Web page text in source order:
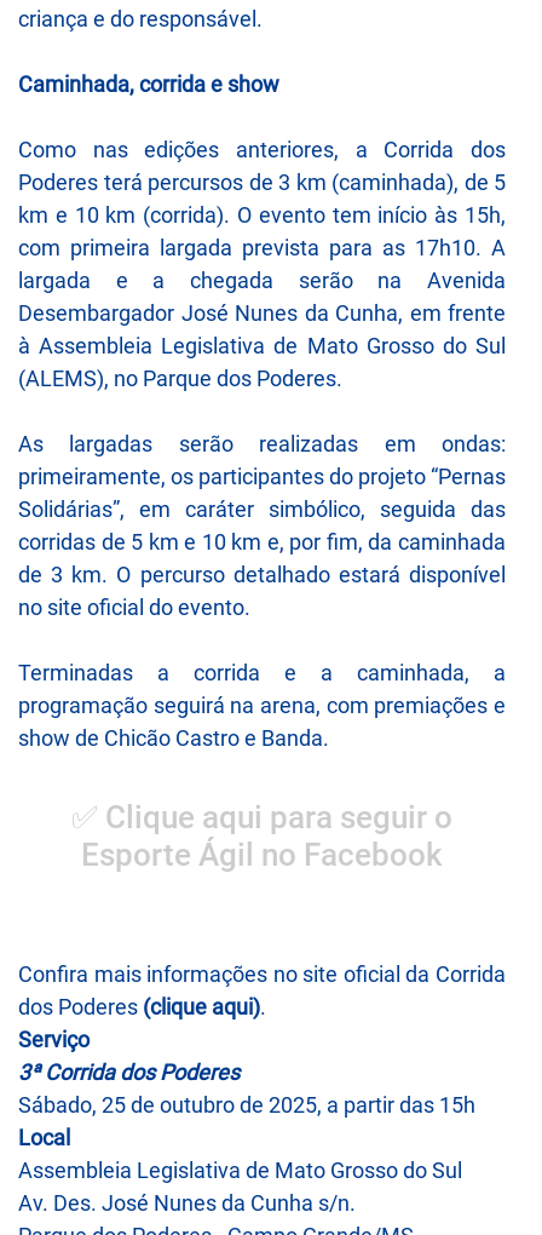
criança e do responsável.
Caminhada, corrida e show
Como nas edições anteriores, a Corrida dos
Poderes terá percursos de 3 km (caminhada), de 5
km e 10 km (corrida). O evento tem início às 15h,
com primeira largada prevista para as 17h10. A
largada e a chegada serão na Avenida
Desembargador José Nunes da Cunha, em frente
à Assembleia Legislativa de Mato Grosso do Sul
(ALEMS), no Parque dos Poderes.
As largadas serão realizadas em ondas:
primeiramente, os participantes do projeto “Pernas
Solidárias”, em caráter simbólico, seguida das
corridas de 5 km e 10 km e, por fim, da caminhada
de 3 km. O percurso detalhado estará disponível
no site oficial do evento.
Terminadas a corrida e a caminhada, a
programação seguirá na arena, com premiações e
show de Chicão Castro e Banda.
✅ Clique aqui para seguir o
Esporte Ágil no Facebook
Confira mais informações no site oficial da Corrida
dos Poderes (clique aqui).
Serviço
3ª Corrida dos Poderes
Sábado, 25 de outubro de 2025, a partir das 15h
Local
Assembleia Legislativa de Mato Grosso do Sul
Av. Des. José Nunes da Cunha s/n.